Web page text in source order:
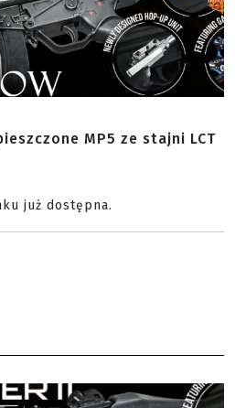
MP5 ze stajni LCT
już dostępna.